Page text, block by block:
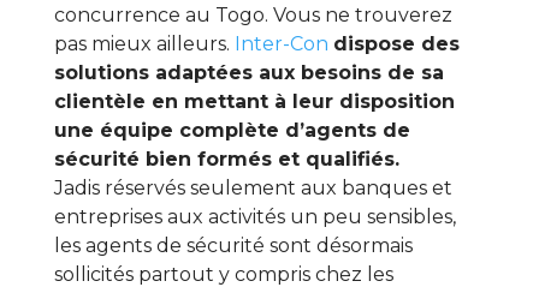
concurrence au Togo. Vous ne trouverez
pas mieux ailleurs. Inter-Con dispose des
solutions adaptées aux besoins de sa
clientèle en mettant à leur disposition
une équipe complète d’agents de
sécurité bien formés et qualifiés.
Jadis réservés seulement aux banques et
entreprises aux activités un peu sensibles,
les agents de sécurité sont désormais
sollicités partout y compris chez les